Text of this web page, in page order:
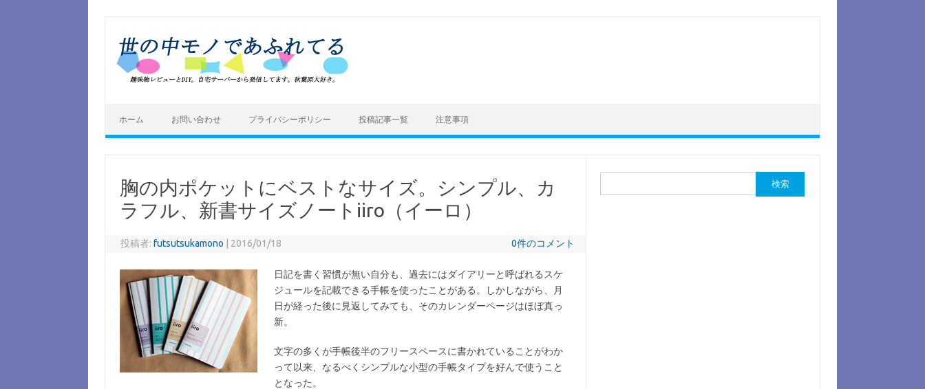
ホーム お問い合わせ プライバシーポリシー 投稿記事一覧 注意事項
胸の内ポケットにベストなサイズ。シンプル、カ
ラフル、新書サイズノートiiro（イーロ）
投稿者:futsutsukamono 2016/01/18 0件のコメント
日記を書く習慣が無い自分も、過去にはダイアリーと呼ばれるスケ
ジュールを記載できる手帳を使ったことがある。しかしながら、月
日が経った後に見返してみても、そのカレンダーページはほぼ真っ
新。
文字の多くが手帳後半のフリースペースに書かれていることがわか
って以来、なるべくシンプルな小型の手帳タイプを好んで使うこと
となった。
索: